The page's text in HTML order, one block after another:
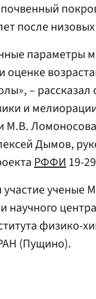
после
параметры
оценке
–
и
Дымов,
РФФИ19-
научного
физико-
(Пущино).